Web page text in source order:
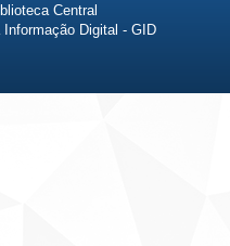
Central
Digital - GID